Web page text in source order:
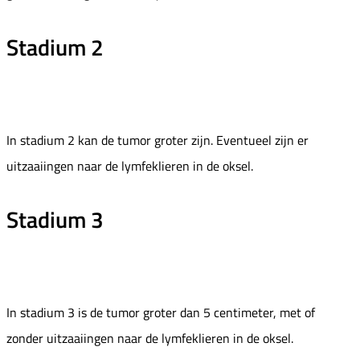
Stadium 2
In stadium 2 kan de tumor groter zijn. Eventueel zijn er
uitzaaiingen naar de lymfeklieren in de oksel.
Stadium 3
In stadium 3 is de tumor groter dan 5 centimeter, met of
zonder uitzaaiingen naar de lymfeklieren in de oksel.